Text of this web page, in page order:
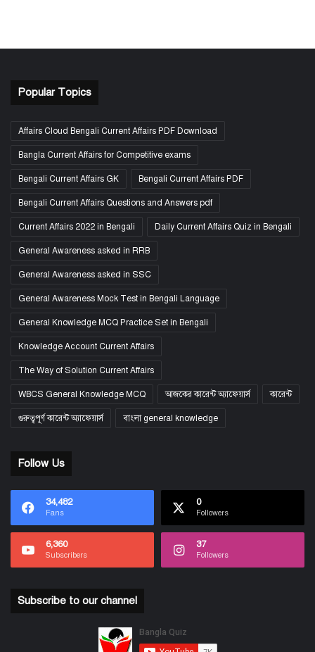
Popular Topics
Affairs Cloud Bengali Current Affairs PDF Download
Bangla Current Affairs for Competitive exams
Bengali Current Affairs GK Bengali Current Affairs PDF
Bengali Current Affairs Questions and Answers pdf
Current Affairs 2022 in Bengali Daily Current Affairs Quiz in Bengali
General Awareness asked in RRB
General Awareness asked in SSC
General Awareness Mock Test in Bengali Language
General Knowledge MCQ Practice Set in Bengali
Knowledge Account Current Affairs
The Way of Solution Current Affairs
WBCS General Knowledge MCQ আজকের কারেন্ট অ্যাফেয়ার্স কারেন্ট
গুরুত্বপূর্ণ কারেন্ট অ্যাফেয়ার্স বাংলা general knowledge
Follow Us
34,482
Fans
0
Followers
6,360
Subscribers
37
Followers
Subscribe to our channel